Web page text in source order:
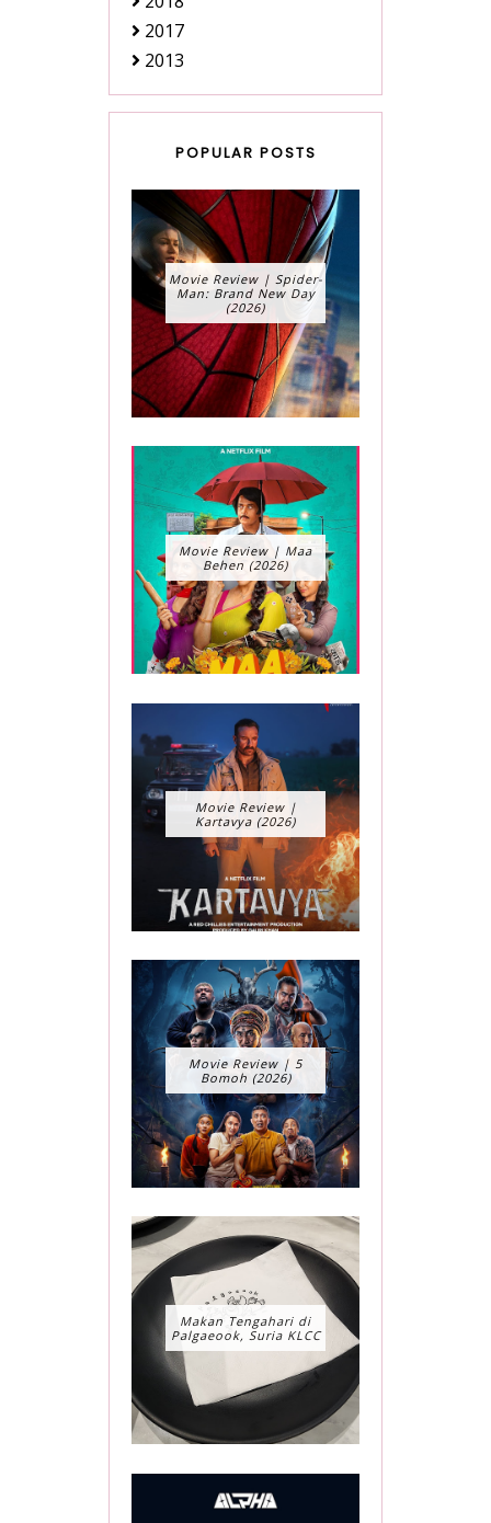
2017
2013
POPULAR POSTS
Movie Review | Spider-
Man: Brand New Day
(2026)
Movie Review | Maa
Behen (2026)
Movie Review |
Kartavya (2026)
Movie Review | 5
Bomoh (2026)
Makan Tengahari di
Palgaeook, Suria KLCC